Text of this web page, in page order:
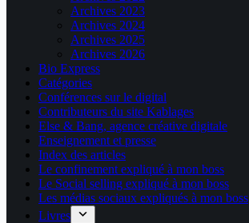
Archives 2023
Archives 2024
Archives 2025
Archives 2026
Bio Express
Catégories
Conférences sur le digital
Contributeurs du site Kablages
Else & Bang, agence créative digitale
Enseignement et presse
Index des articles
Le confinement expliqué à mon boss
Le Social selling expliqué à mon boss
Les médias sociaux expliqués à mon boss
Livres